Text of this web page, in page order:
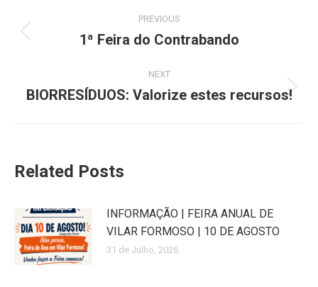
navigation
PREVIOUS
Previous
1ª Feira do Contrabando
NEXT
Next
BIORRESÍDUOS: Valorize estes recursos!
Related Posts
INFORMAÇÃO | FEIRA ANUAL DE
VILAR FORMOSO | 10 DE AGOSTO
31 de Julho, 2026